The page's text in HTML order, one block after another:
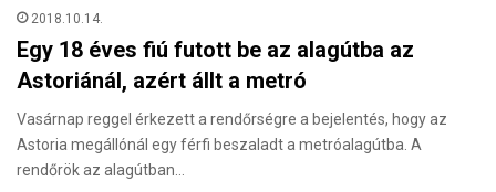
2018.10.14.
Egy 18 éves fiú futott be az alagútba az
Astoriánál, azért állt a metró
Vasárnap reggel érkezett a rendőrségre a bejelentés, hogy az
Astoria megállónál egy férfi beszaladt a metróalagútba. A
rendőrök az alagútban…